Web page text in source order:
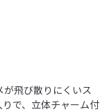
飛び散りにくいス
で、立体チャーム付